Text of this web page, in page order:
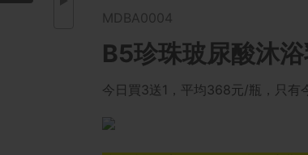
MDBA0004
B5珍珠玻尿酸沐
今日買3送1，平均368元/瓶，只有